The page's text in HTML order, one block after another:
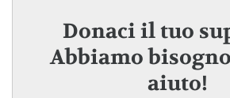
Donaci il tuo
Abbiamo
aiuto!